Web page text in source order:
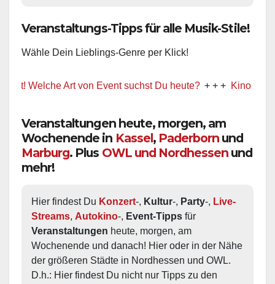
Veranstaltungs-Tipps für alle Musik-Stile!
Wähle Dein Lieblings-Genre per Klick!
Welche Art von Event suchst Du heute? + + + Kino / Film
Veranstaltungen heute, morgen, am
Wochenende in Kassel, Paderborn und
Marburg. Plus OWL und Nordhessen und
mehr!
Hier findest Du Konzert-, Kultur-, Party-, Live-
Streams, Autokino-, Event-Tipps
Veranstaltungen heute, morgen, am
Wochenende und danach! Hier oder in der Nähe
der größeren Städte in Nordhessen und OWL.
D.h.: Hier findest Du nicht nur Tipps zu den